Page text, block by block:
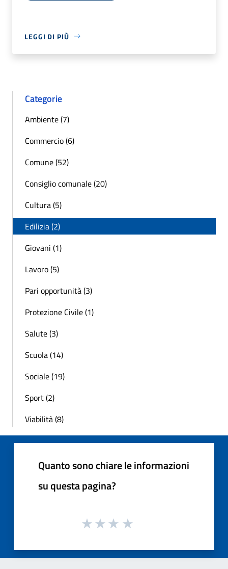
LEGGI DI PIÙ
Categorie
Ambiente (7)
Commercio (6)
Comune (52)
Consiglio comunale (20)
Cultura (5)
Edilizia (2)
Giovani (1)
Lavoro (5)
Pari opportunità (3)
Protezione Civile (1)
Salute (3)
Scuola (14)
Sociale (19)
Sport (2)
Viabilità (8)
Quanto sono chiare le informazioni
su questa pagina?